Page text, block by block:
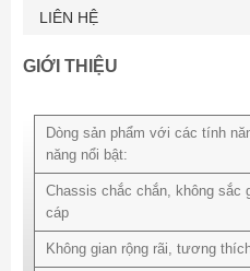
LIÊN HỆ
GIỚI THIỆU
Dòng sản phẩm với các tính
năng nổi bật:
Chassis chắc chắn, không sắc
cáp
Không gian rộng rãi, tương